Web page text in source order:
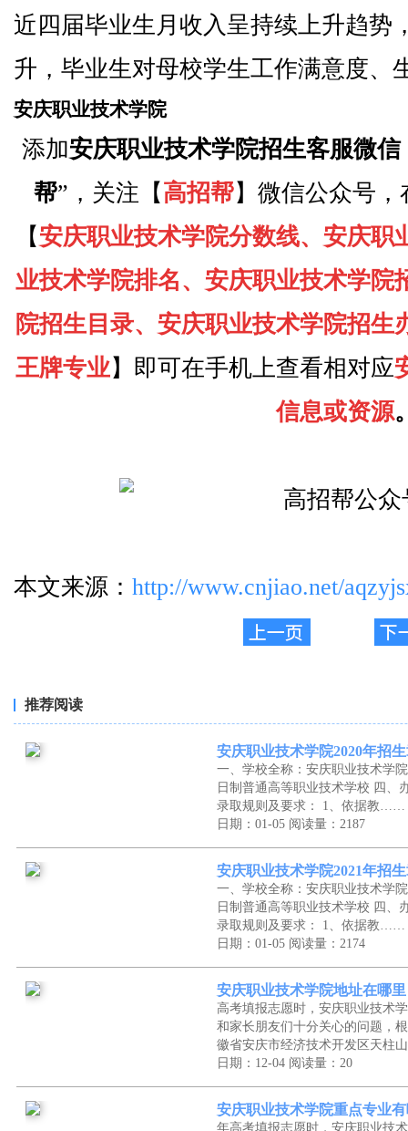
近四届毕业生月收入呈持续上升趋势
升，毕业生对母校学生工作满意度、
安庆职业技术学院
添加安庆职业技术学院招生客服微信
帮”，关注【 高招帮】微信公众号
【 安庆职业技术学院分数线、安庆职
业技术学院排名、安庆职业技术学院
院招生目录、安庆职业技术学院招生
王牌专业】即可在手机上查看相对应
信息或资源
本文来源： http://www.cnjiao.net/
推荐阅读
安庆职业技术学院2020年招
一、学校全称：安庆职业技术学
日制普通高等职业技术学校 四、
录取规则及要求： 1、依据教……
日期：01-05 阅读量：2187
安庆职业技术学院2021年招
一、学校全称：安庆职业技术学
日制普通高等职业技术学校 四、
录取规则及要求： 1、依据教……
日期：01-05 阅读量：2174
安庆职业技术学院地址在哪
高考填报志愿时，安庆职业技术
和家长朋友们十分关心的问题，
徽省安庆市经济技术开发区天柱
日期：12-04 阅读量：20
安庆职业技术学院重点专业
年高考填报志愿时，安庆职业技